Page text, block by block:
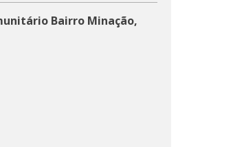
Bairro Minação,